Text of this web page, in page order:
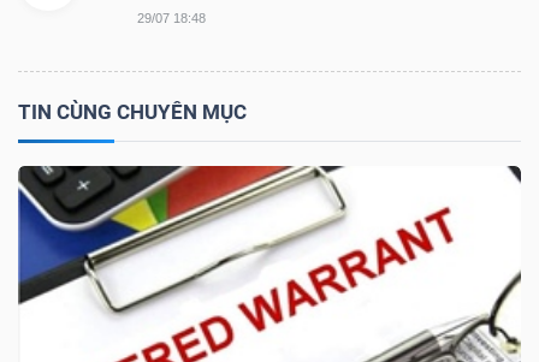
29/07 18:48
TIN CÙNG CHUYÊN MỤC
DOANH
NGHIỆP